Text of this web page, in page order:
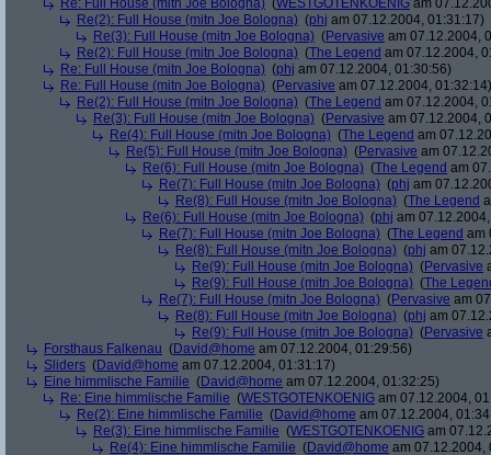
Re: Full House (mitn Joe Bologna) (WESTGOTENKOENIG am
Re(2): Full House (mitn Joe Bologna) (phj am 07.12.2004, 01:31:17)
Re(3): Full House (mitn Joe Bologna) (Pervasive am 07.12.2004,
Re(2): Full House (mitn Joe Bologna) (The Legend am 07.12.2004,
Re: Full House (mitn Joe Bologna) (phj am 07.12.2004, 01:30:56)
Re: Full House (mitn Joe Bologna) (Pervasive am 07.12.2004, 01:32:14)
Re(2): Full House (mitn Joe Bologna) (The Legend am 07.12.2004,
Re(3): Full House (mitn Joe Bologna) (Pervasive am 07.12.2004,
Re(4): Full House (mitn Joe Bologna) (The Legend am
Re(5): Full House (mitn Joe Bologna) (Pervasive am
Re(6): Full House (mitn Joe Bologna) (The Legend am
Re(7): Full House (mitn Joe Bologna) (phj am
Re(8): Full House (mitn Joe Bologna) (The Legend
Re(6): Full House (mitn Joe Bologna) (phj am
Re(7): Full House (mitn Joe Bologna) (The Legend am
Re(8): Full House (mitn Joe Bologna) (phj am
Re(9): Full House (mitn Joe Bologna) (Pervasive
Re(9): Full House (mitn Joe Bologna) (The
Re(7): Full House (mitn Joe Bologna) (Pervasive am
Re(8): Full House (mitn Joe Bologna) (phj am
Re(9): Full House (mitn Joe Bologna) (Pervasive
Forsthaus Falkenau (David@home am 07.12.2004, 01:29:56)
Sliders (David@home am 07.12.2004, 01:31:17)
Eine himmlische Familie (David@home am 07.12.2004, 01:32:25)
Re: Eine himmlische Familie (WESTGOTENKOENIG am 07.12.2004,
Re(2): Eine himmlische Familie (David@home am 07.12.2004,
Re(3): Eine himmlische Familie (WESTGOTENKOENIG am
Re(4): Eine himmlische Familie (David@home am 07.12.2004,